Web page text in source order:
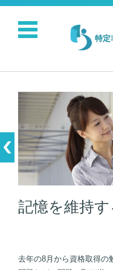
特定
コンテンツに移動
記憶を維持
去年の8月から資格取得の